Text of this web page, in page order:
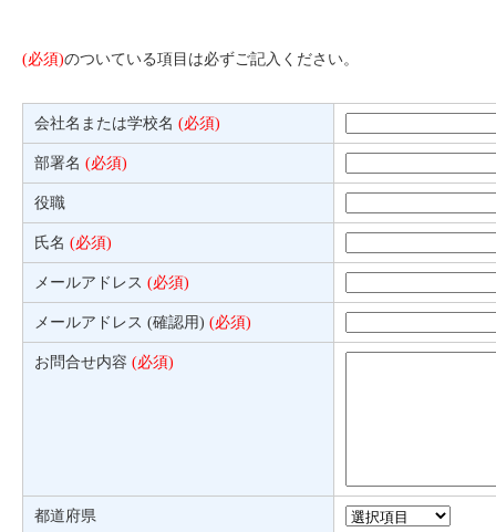
(必須)のついている項目は必ずご記入ください。
会社名または学校名 (必須)
部署名 (必須)
役職
氏名 (必須)
メールアドレス (必須)
メールアドレス (確認用) (必須)
お問合せ内容 (必須)
都道府県